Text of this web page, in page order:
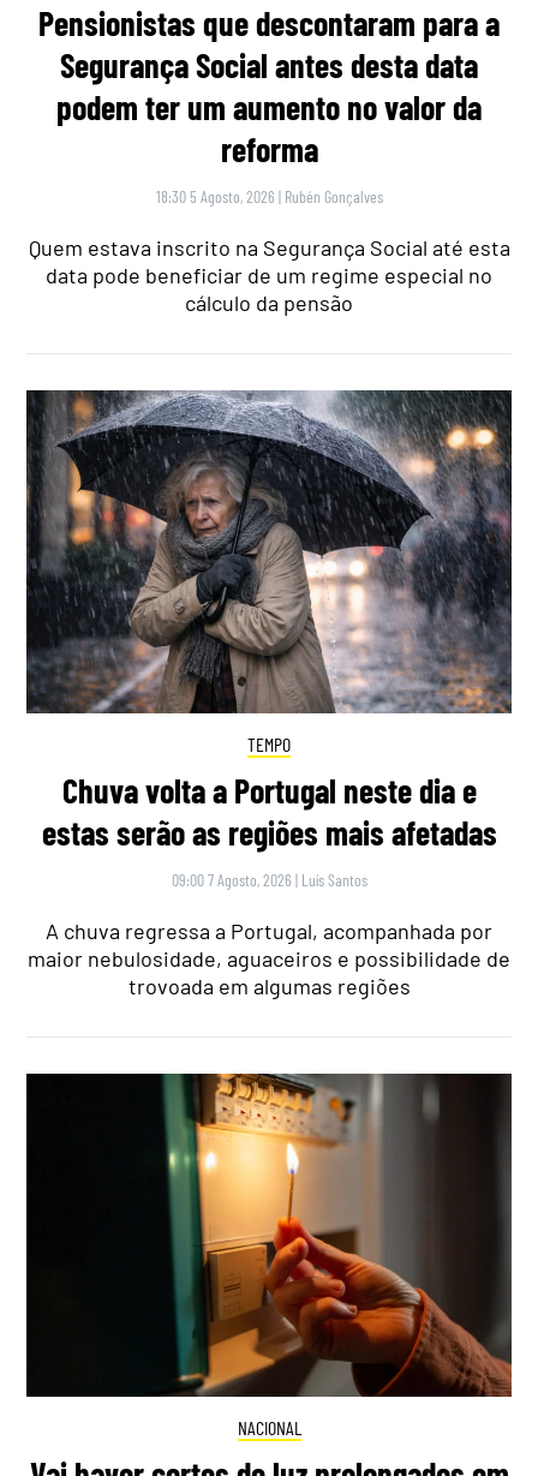
Pensionistas que descontaram para a
Segurança Social antes desta data
podem ter um aumento no valor da
reforma
18:30 5 Agosto, 2026 | Rubén Gonçalves
Quem estava inscrito na Segurança Social até esta
data pode beneficiar de um regime especial no
cálculo da pensão
TEMPO
Chuva volta a Portugal neste dia e
estas serão as regiões mais afetadas
09:00 7 Agosto, 2026 | Luís Santos
A chuva regressa a Portugal, acompanhada por
maior nebulosidade, aguaceiros e possibilidade de
trovoada em algumas regiões
NACIONAL